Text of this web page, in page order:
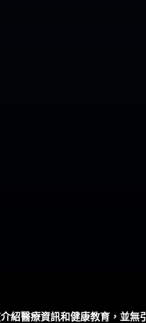
醫療資訊和健康教育，並